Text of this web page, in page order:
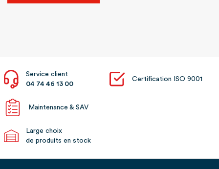
Service client
04 74 46 13 00
Certification ISO 9001
Maintenance & SAV
Large choix
de produits en stock